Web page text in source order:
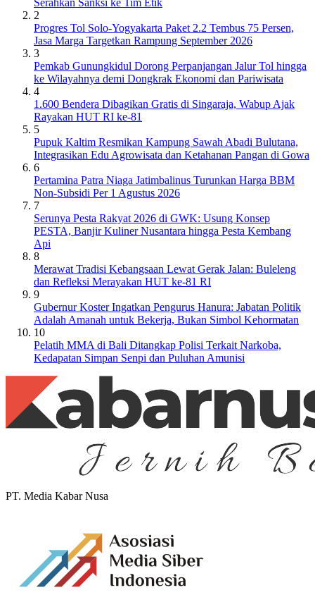
Serahkan Sanksi ke Tim Etik
2
Progres Tol Solo-Yogyakarta Paket 2.2 Tembus 75 Persen,
Jasa Marga Targetkan Rampung September 2026
3
Pemkab Gunungkidul Dorong Perpanjangan Jalur Tol hingga
ke Wilayahnya demi Dongkrak Ekonomi dan Pariwisata
4
1.600 Bendera Dibagikan Gratis di Singaraja, Wabup Ajak
Rayakan HUT RI ke-81
5
Pupuk Kaltim Resmikan Kampung Sawah Abadi Bulutana,
Integrasikan Edu Agrowisata dan Ketahanan Pangan di Gowa
6
Pertamina Patra Niaga Jatimbalinus Turunkan Harga BBM
Non-Subsidi Per 1 Agustus 2026
7
Serunya Pesta Rakyat 2026 di GWK: Usung Konsep
PESTA, Banjir Kuliner Nusantara hingga Pesta Kembang
Api
8
Merawat Tradisi Kebangsaan Lewat Gerak Jalan: Buleleng
dan Refleksi Merayakan HUT ke-81 RI
9
Gubernur Koster Ingatkan Pengurus Hanura: Jabatan Politik
Adalah Amanah untuk Bekerja, Bukan Simbol Kehormatan
10
Pelatih MMA di Bali Ditangkap Polisi Terkait Narkoba,
Kedapatan Simpan Senpi dan Puluhan Amunisi
PT. Media Kabar Nusa